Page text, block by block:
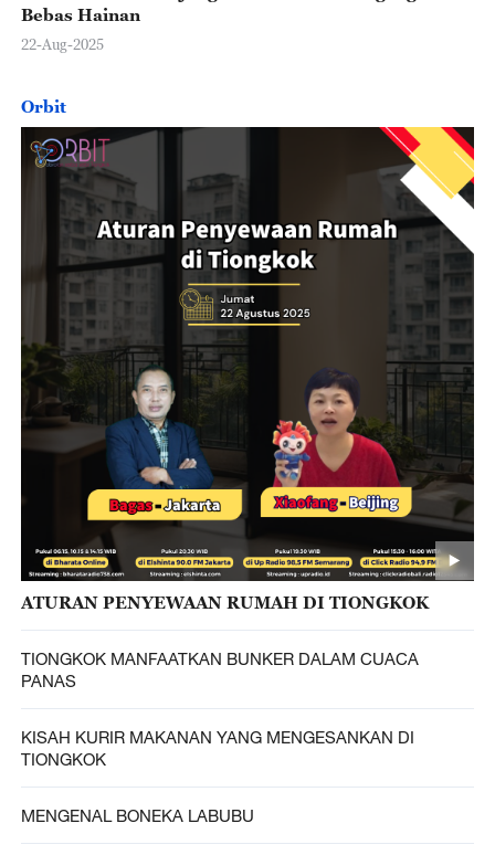
Bebas Hainan
22-Aug-2025
Orbit
ATURAN PENYEWAAN RUMAH DI TIONGKOK
TIONGKOK MANFAATKAN BUNKER DALAM CUACA
PANAS
KISAH KURIR MAKANAN YANG MENGESANKAN DI
TIONGKOK
MENGENAL BONEKA LABUBU